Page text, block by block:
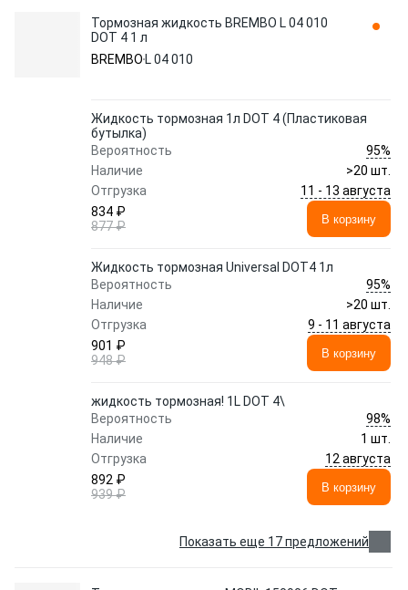
Тормозная жидкость BREMBO L 04 010
DOT 4 1 л
BREMBO L 04 010
Жидкость тормозная 1л DOT 4 (Пластиковая
бутылка)
Вероятность
95%
Наличие
>20 шт.
Отгрузка
11 - 13 августа
834 ₽
877 ₽
В корзину
Жидкость тормозная Universal DOT4 1л
Вероятность
95%
Наличие
>20 шт.
Отгрузка
9 - 11 августа
901 ₽
948 ₽
В корзину
жидкость тормозная! 1L DOT 4\
Вероятность
98%
Наличие
1 шт.
Отгрузка
12 августа
892 ₽
939 ₽
В корзину
Показать еще 17 предложений